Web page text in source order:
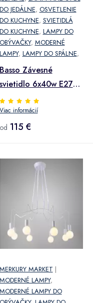
DO JEDÁLNE, OSVETLENIE
DO KUCHYNE, SVIETIDLÁ
DO KUCHYNE, LAMPY DO
OBÝVAČKY, MODERNÉ
LAMPY, LAMPY DO SPÁLNE,
Basso Závesné
svietidlo 6x40w E27
Biela matná
Viac informácií
od 115 €
MERKURY MARKET |
MODERNÉ LAMPY,
MODERNÉ LAMPY DO